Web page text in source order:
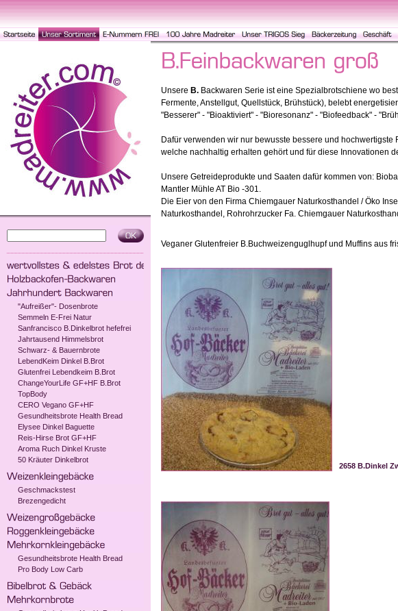
"Aufreißer"- Dosenbrote
Semmeln E-Frei Natur
Sanfrancisco B.Dinkelbrot hefefrei
Jahrtausend Himmelsbrot
Schwarz- & Bauernbrote
LebendKeim Dinkel B.Brot
Glutenfrei Lebendkeim B.Brot
ChangeYourLife GF+HF B.Brot
TopBody
CERO Vegano GF+HF
Gesundheitsbrote Health Bread
Elysee Dinkel Baguette
Reis-Hirse Brot GF+HF
Aroma Ruch Dinkel Kruste
50 Kräuter Dinkelbrot
Geschmackstest
Brezengedicht
Gesundheitsbrote Health Bread
Pro Body Low Carb
Unsere B. Backwaren Serie ist eine Spezialbrotschiene wo
Fermente, Anstellgut, Quellstück, Brühstück), belebt
"Besserer" - "Bioaktiviert" - "Bioresonanz" - "Biofeedback" -
Dafür verwenden wir nur bewusste bessere und
welche nachhaltig erhalten gehört und für diese Innovationen
Unsere Getreideprodukte und Saaten dafür kommen von:
Mantler Mühle AT Bio -301.
Die Eier von den Firma Chiemgauer Naturkosthandel / Öko
Naturkosthandel, Rohrohrzucker Fa. Chiemgauer
Veganer Glutenfreier B.Buchweizenguglhupf und Muffins aus
2658 B.Dinkel